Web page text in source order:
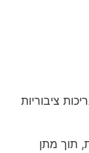
ולבריכות ציבוריות
תוך מתן